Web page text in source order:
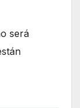
será